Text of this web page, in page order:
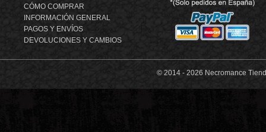
CÓMO COMPRAR
INFORMACIÓN GENERAL
PAGOS Y ENVÍOS
DEVOLUCIONES Y CAMBIOS
© 2014 -2026 Necromance